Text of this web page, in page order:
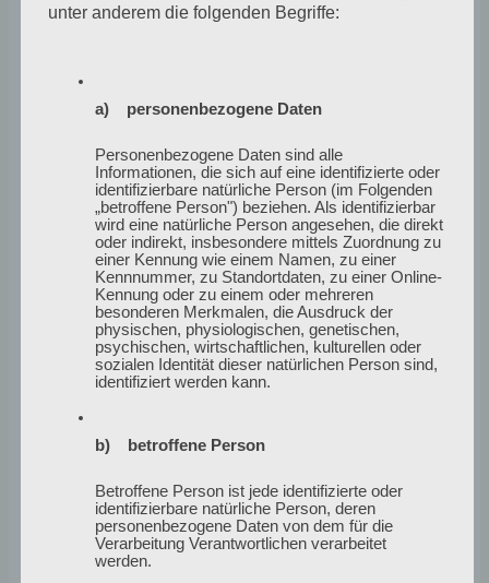
Mehr Abbildungen von den Malereien findest du auf der
nächsten Wochen will ich sie verwirklichen.
Einen guten Start in den Frühling, hoffentlich regnet es
unter anderem die folgenden Begriffe:
a) personenbezogene Daten
Personenbezogene Daten sind alle
Informationen, die sich auf eine identifizierte oder
identifizierbare natürliche Person (im Folgenden
„betroffene Person") beziehen. Als identifizierbar
wird eine natürliche Person angesehen, die direkt
oder indirekt, insbesondere mittels Zuordnung zu
einer Kennung wie einem Namen, zu einer
Kennnummer, zu Standortdaten, zu einer Online-
Kennung oder zu einem oder mehreren
besonderen Merkmalen, die Ausdruck der
physischen, physiologischen, genetischen,
psychischen, wirtschaftlichen, kulturellen oder
sozialen Identität dieser natürlichen Person sind,
identifiziert werden kann.
b) betroffene Person
Betroffene Person ist jede identifizierte oder
identifizierbare natürliche Person, deren
personenbezogene Daten von dem für die
Verarbeitung Verantwortlichen verarbeitet
werden.